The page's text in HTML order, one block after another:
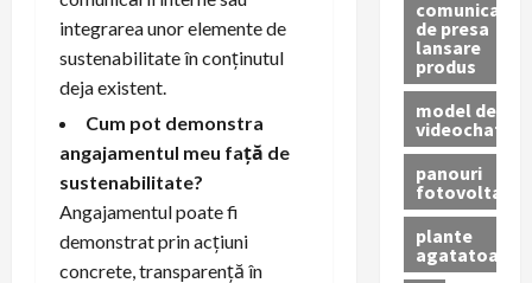
integrarea unor elemente de
sustenabilitate în conținutul
deja existent.
Cum pot demonstra
angajamentul meu față de
sustenabilitate?
Angajamentul poate fi
demonstrat prin acțiuni
concrete, transparență în
comunicat
de presa
lansare
produs
model de
videochat
panouri
fotovoltaice
plante
agatatoare